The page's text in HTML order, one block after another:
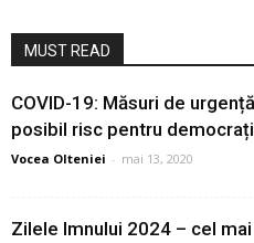
MUST READ
COVID-19: Măsuri de
posibil risc pentru
Vocea Olteniei - mai 13, 2020
Zilele Imnului 2024 – cel